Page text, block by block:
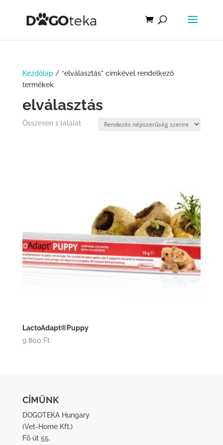
Kezdőlap/ “elválasztás” címkével rendelkező
termékek
elválasztás
Összesen 1 találat
LactoAdapt®Puppy
9 800 Ft
CÍMÜNK
DOGOTEKA Hungary
(Vet-Home Kft.)
Fő út 55.